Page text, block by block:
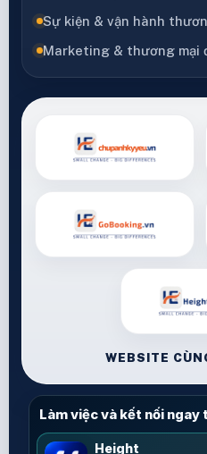
Sự kiện & vận hành
Marketing & thương mại
WEBSITE
Làm việc và kết nối ngay
Height